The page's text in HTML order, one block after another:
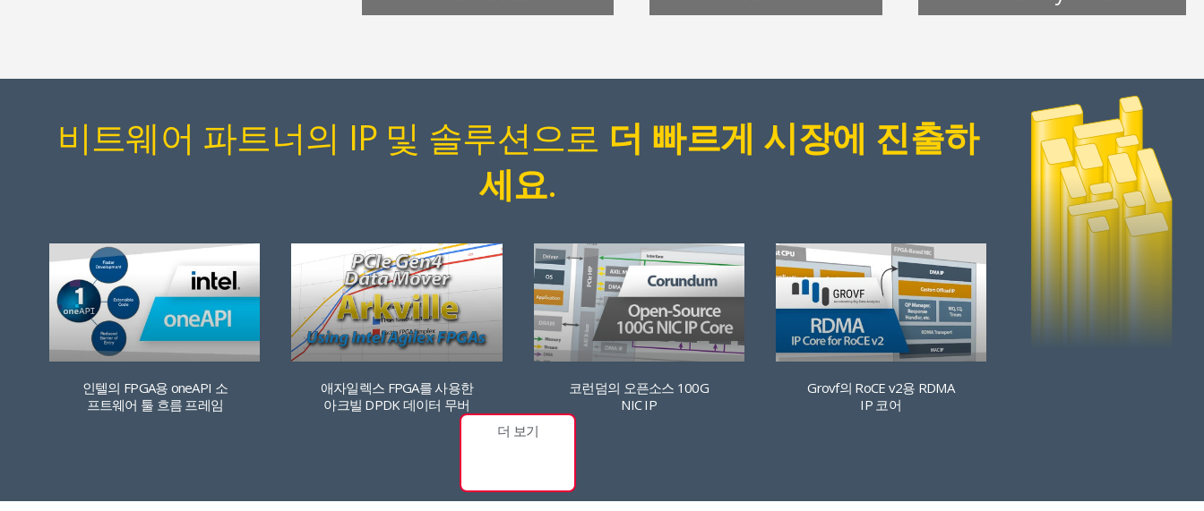
비트웨어 파트너의 IP 및 솔루션으로 더 빠르게 시장에 진출하
세요.
인텔의 FPGA용 oneAPI 소
프트웨어 툴 흐름 프레임
애자일렉스 FPGA를 사용한
아크빌 DPDK 데이터 무버
코런덤의 오픈소스 100G
NIC IP
Grovf의 RoCE v2용 RDMA
IP 코어
더 보기